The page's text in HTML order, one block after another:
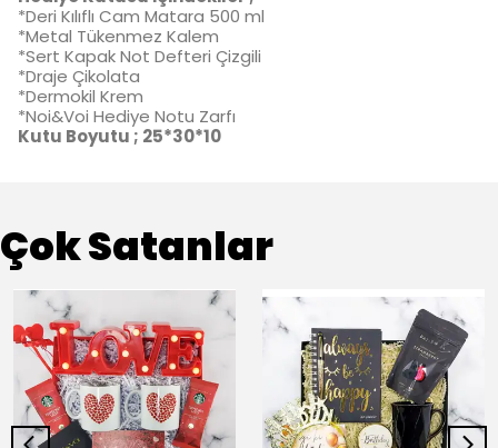
*Deri Kılıflı Cam Matara 500 ml
*Metal Tükenmez Kalem
*Sert Kapak Not Defteri Çizgili
*Draje Çikolata
*Dermokil Krem
*Noi&Voi Hediye Notu Zarfı
Kutu Boyutu ; 25*30*10
Çok Satanlar